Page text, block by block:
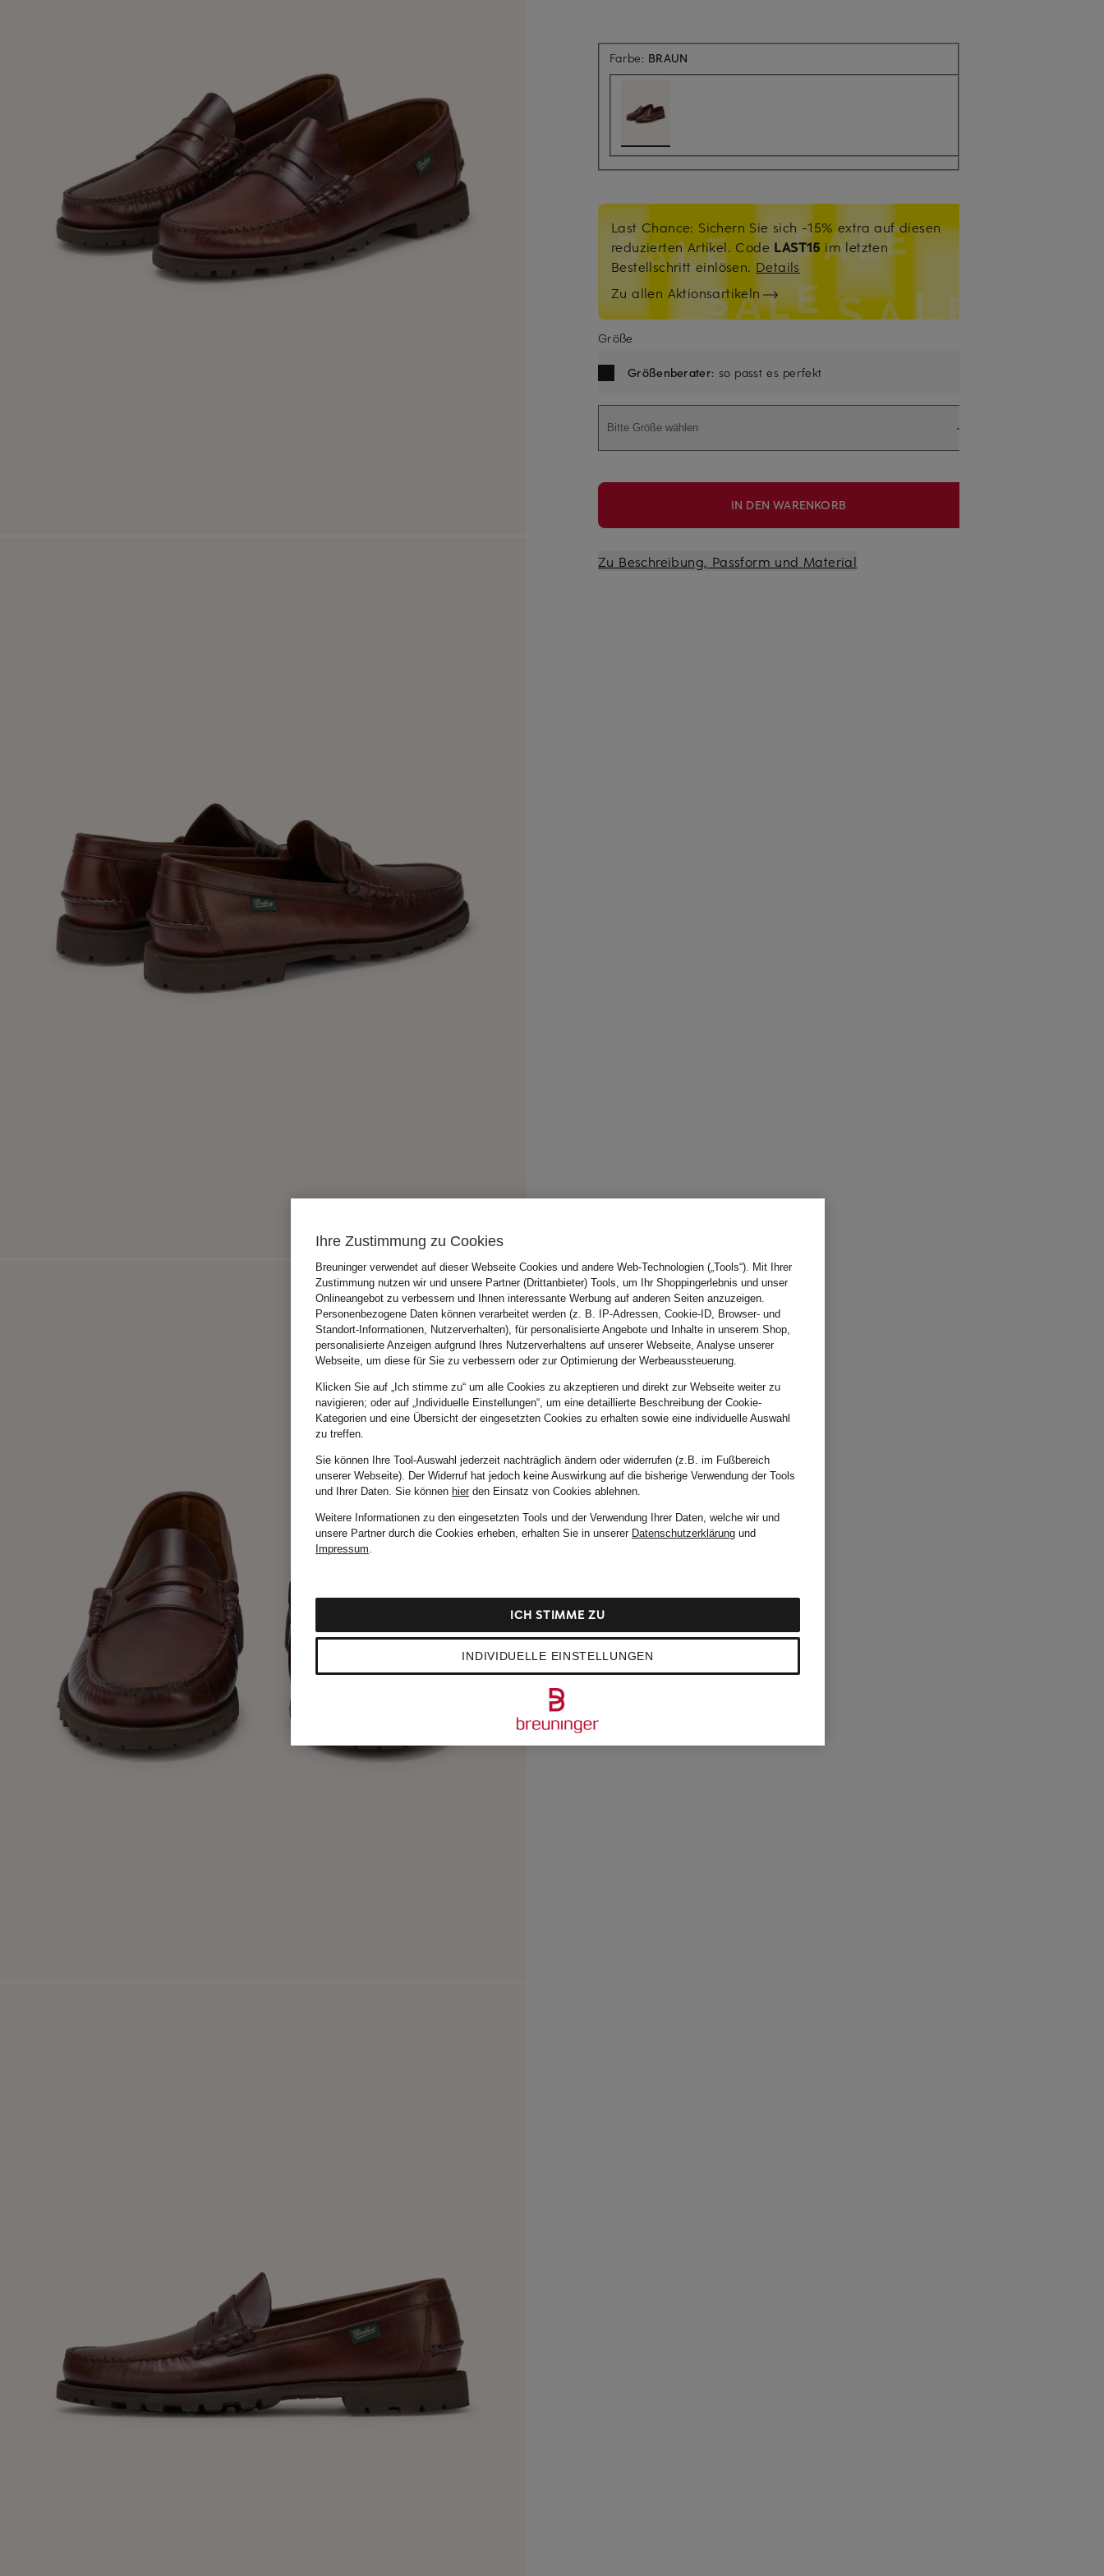
Farbe: BRAUN
Last Chance: Sichern Sie sich -15% extra auf diesen
reduzierten Artikel. Code LAST15 im letzten
Bestellschritt einlösen. Details
Zu allen Aktionsartikeln
Größe
Größenberater: so passt es perfekt
Bitte Größe wählen
IN DEN WARENKORB
Zu Beschreibung, Passform und Material
Ihre Zustimmung zu Cookies
Breuninger verwendet auf dieser Webseite Cookies und andere Web-Technologien („Tools“). Mit Ihrer
Zustimmung nutzen wir und unsere Partner (Drittanbieter) Tools, um Ihr Shoppingerlebnis und unser
Onlineangebot zu verbessern und Ihnen interessante Werbung auf anderen Seiten anzuzeigen.
Personenbezogene Daten können verarbeitet werden (z. B. IP-Adressen, Cookie-ID, Browser- und
Standort-Informationen, Nutzerverhalten), für personalisierte Angebote und Inhalte in unserem Shop,
personalisierte Anzeigen aufgrund Ihres Nutzerverhaltens auf unserer Webseite, Analyse unserer
Webseite, um diese für Sie zu verbessern oder zur Optimierung der Werbeaussteuerung.
Klicken Sie auf „Ich stimme zu“ um alle Cookies zu akzeptieren und direkt zur Webseite weiter zu
navigieren; oder auf „Individuelle Einstellungen“, um eine detaillierte Beschreibung der Cookie-
Kategorien und eine Übersicht der eingesetzten Cookies zu erhalten sowie eine individuelle Auswahl
zu treffen.
Sie können Ihre Tool-Auswahl jederzeit nachträglich ändern oder widerrufen (z.B. im Fußbereich
unserer Webseite). Der Widerruf hat jedoch keine Auswirkung auf die bisherige Verwendung der Tools
und Ihrer Daten. Sie können hierden Einsatz von Cookies ablehnen.
Weitere Informationen zu den eingesetzten Tools und der Verwendung Ihrer Daten, welche wir und
unsere Partner durch die Cookies erheben, erhalten Sie in unserer Datenschutzerklärung und
Impressum.
INDIVIDUELLE EINSTELLUNGEN
ICH STIMME ZU